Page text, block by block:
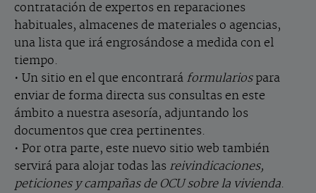
contratación de expertos en reparaciones
habituales, almacenes de materiales o agencias,
una lista que irá engrosándose a medida con el
tiempo.
• Un sitio en el que encontrará formularios para
enviar de forma directa sus consultas en este
ámbito a nuestra asesoría, adjuntando los
documentos que crea pertinentes.
• Por otra parte, este nuevo sitio web también
servirá para alojar todas las reivindicaciones,
peticiones y campañas de OCU sobre la vivienda.